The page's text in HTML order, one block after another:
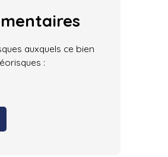
auxquels ce bien
: